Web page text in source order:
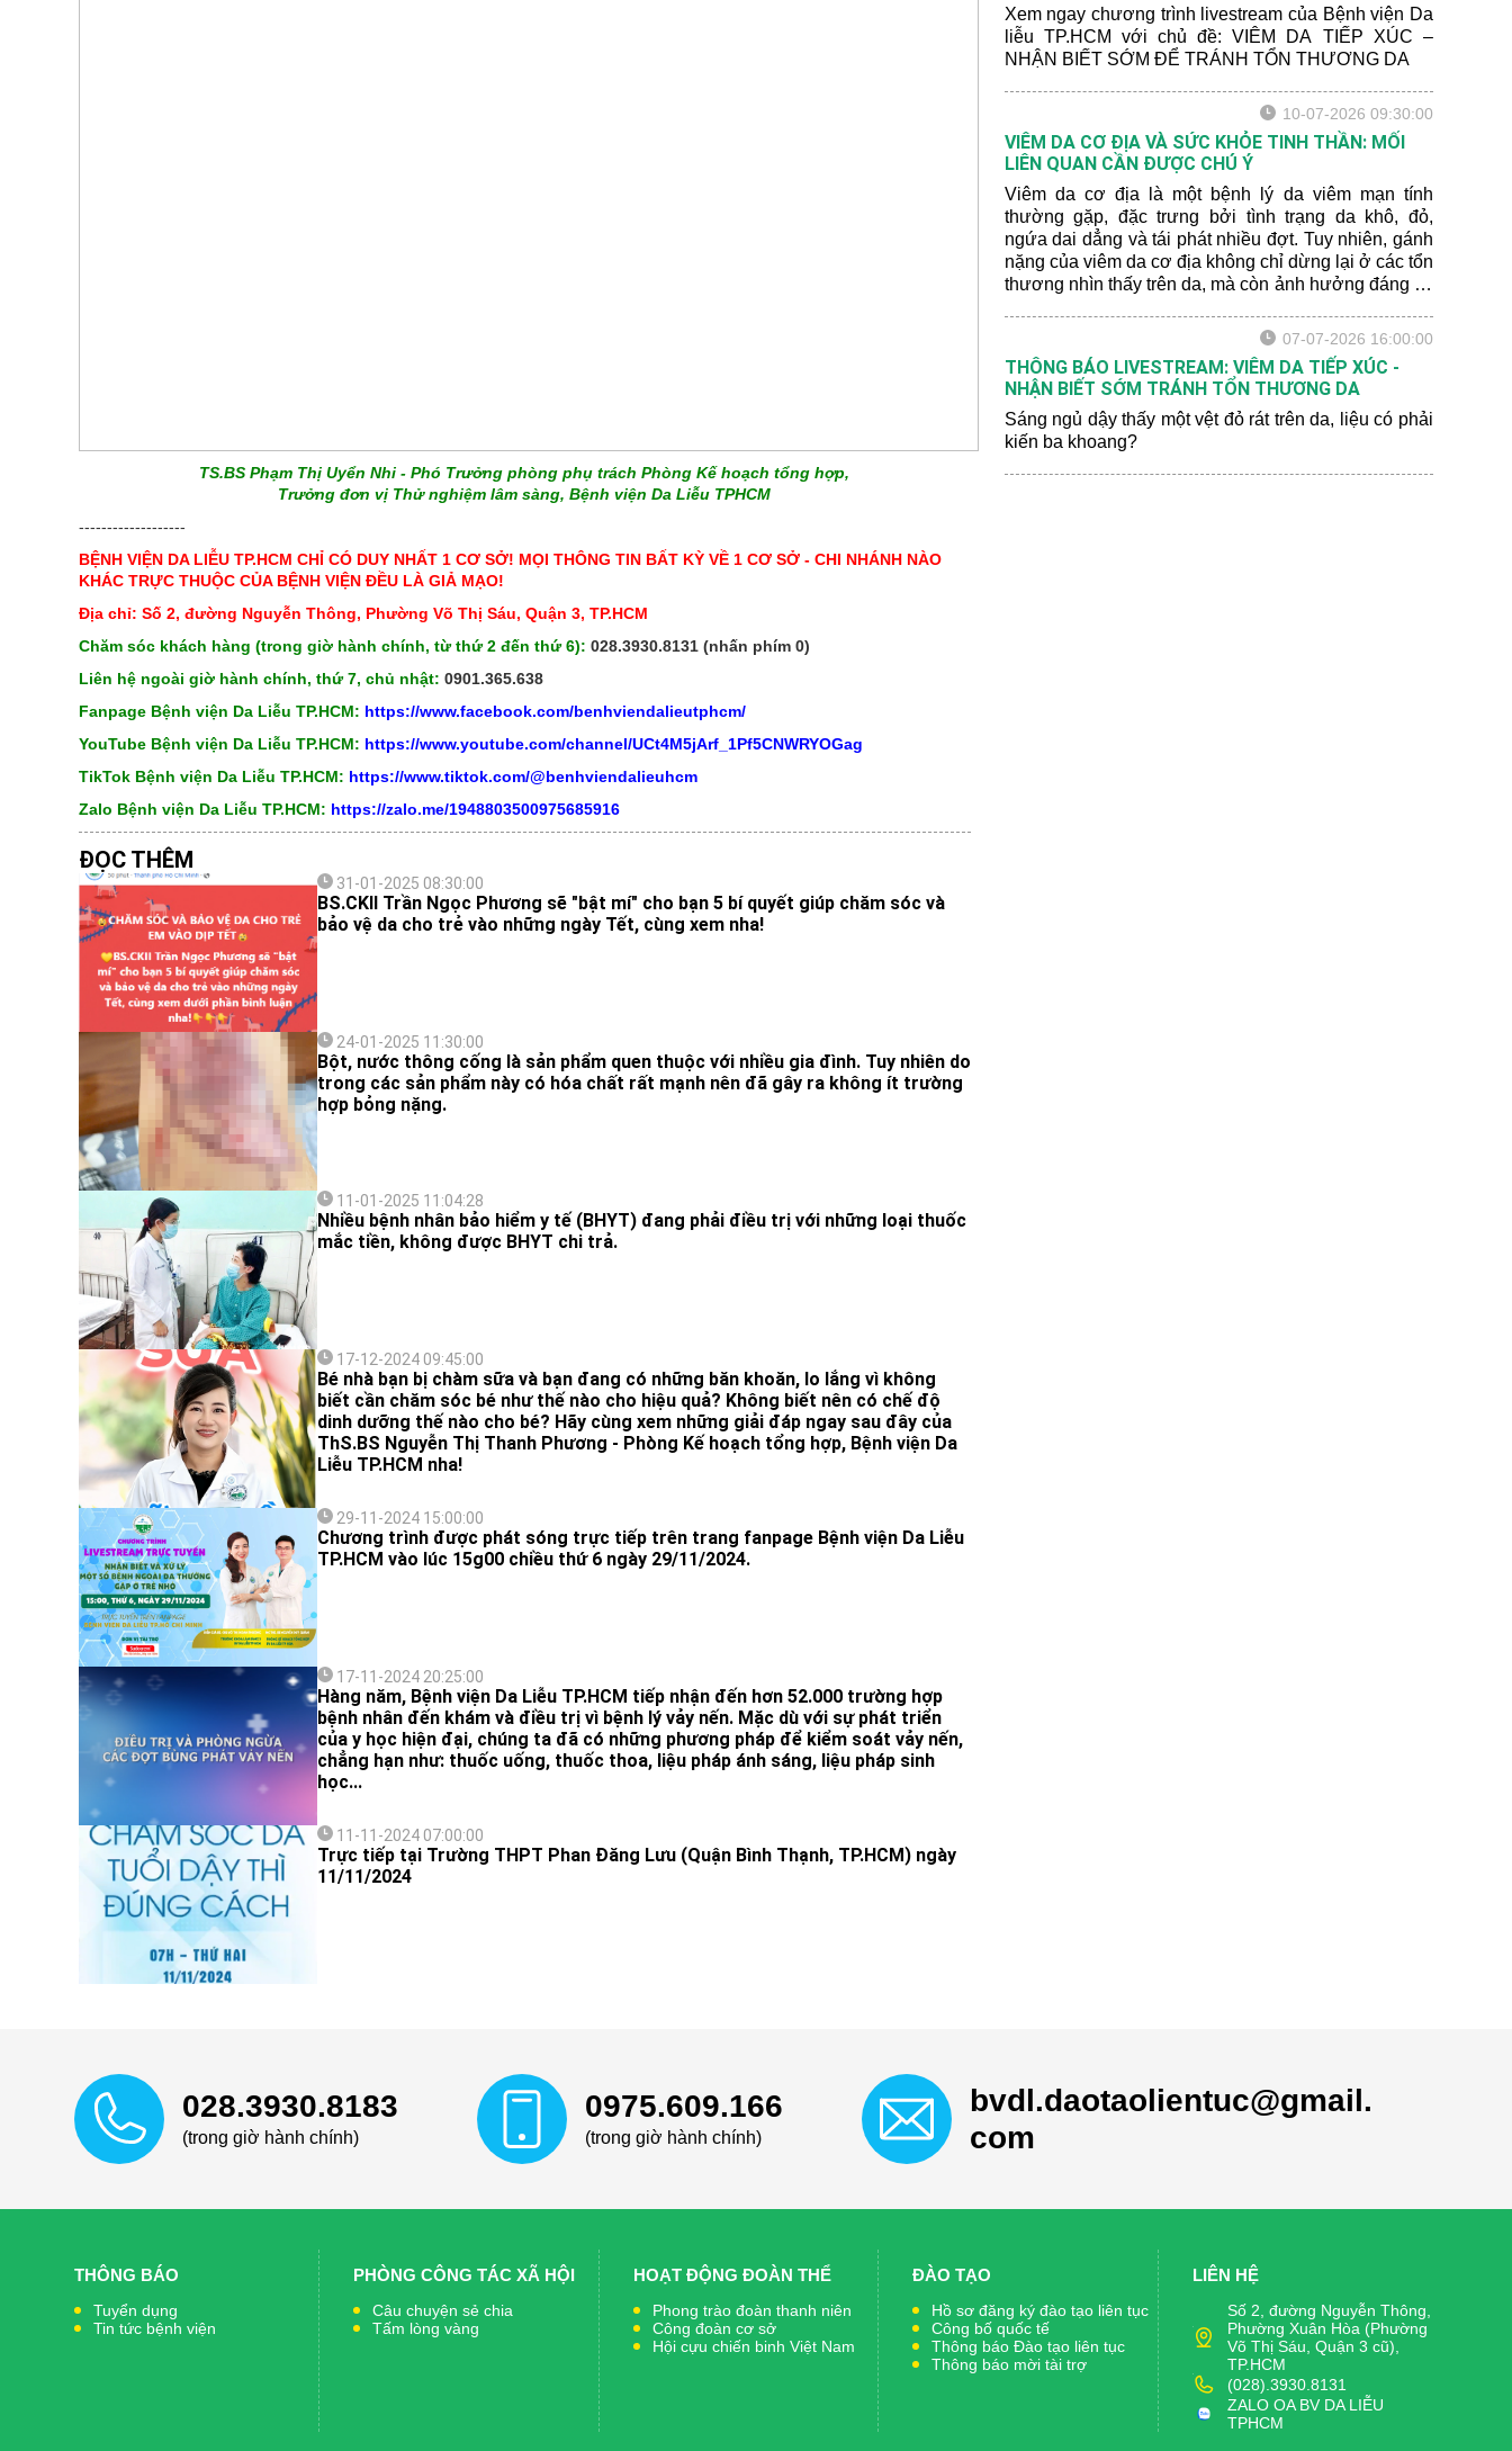
TS.BS Phạm Thị Uyển Nhi - Phó Trưởng phòng phụ trách Phòng Kế hoạch tổng hợp,
Trưởng đơn vị Thử nghiệm lâm sàng, Bệnh viện Da Liễu TPHCM
-------------------
BỆNH VIỆN DA LIỄU TP.HCM CHỈ CÓ DUY NHẤT 1 CƠ SỞ! MỌI THÔNG TIN BẤT KỲ VỀ 1 CƠ SỞ - CHI NHÁNH NÀO
KHÁC TRỰC THUỘC CỦA BỆNH VIỆN ĐỀU LÀ GIẢ MẠO!
Địa chỉ: Số 2, đường Nguyễn Thông, Phường Võ Thị Sáu, Quận 3, TP.HCM
Chăm sóc khách hàng (trong giờ hành chính, từ thứ 2 đến thứ 6): 028.3930.8131 (nhấn phím 0)
Liên hệ ngoài giờ hành chính, thứ 7, chủ nhật: 0901.365.638
Fanpage Bệnh viện Da Liễu TP.HCM: https://www.facebook.com/benhviendalieutphcm/
YouTube Bệnh viện Da Liễu TP.HCM: https://www.youtube.com/channel/UCt4M5jArf_1Pf5CNWRYOGag
TikTok Bệnh viện Da Liễu TP.HCM: https://www.tiktok.com/@benhviendalieuhcm
Zalo Bệnh viện Da Liễu TP.HCM: https://zalo.me/1948803500975685916
ĐỌC THÊM
31-01-2025 08:30:00
BS.CKII Trần Ngọc Phương sẽ "bật mí" cho bạn 5 bí quyết giúp chăm sóc và
bảo vệ da cho trẻ vào những ngày Tết, cùng xem nha!
24-01-2025 11:30:00
Bột, nước thông cống là sản phẩm quen thuộc với nhiều gia đình. Tuy nhiên do
trong các sản phẩm này có hóa chất rất mạnh nên đã gây ra không ít trường
hợp bỏng nặng.
11-01-2025 11:04:28
Nhiều bệnh nhân bảo hiểm y tế (BHYT) đang phải điều trị với những loại thuốc
mắc tiền, không được BHYT chi trả.
17-12-2024 09:45:00
Bé nhà bạn bị chàm sữa và bạn đang có những băn khoăn, lo lắng vì không
biết cần chăm sóc bé như thế nào cho hiệu quả? Không biết nên có chế độ
dinh dưỡng thế nào cho bé? Hãy cùng xem những giải đáp ngay sau đây của
ThS.BS Nguyễn Thị Thanh Phương - Phòng Kế hoạch tổng hợp, Bệnh viện Da
Liễu TP.HCM nha!
29-11-2024 15:00:00
Chương trình được phát sóng trực tiếp trên trang fanpage Bệnh viện Da Liễu
TP.HCM vào lúc 15g00 chiều thứ 6 ngày 29/11/2024.
17-11-2024 20:25:00
Hàng năm, Bệnh viện Da Liễu TP.HCM tiếp nhận đến hơn 52.000 trường hợp
bệnh nhân đến khám và điều trị vì bệnh lý vảy nến. Mặc dù với sự phát triển
của y học hiện đại, chúng ta đã có những phương pháp để kiểm soát vảy nến,
chẳng hạn như: thuốc uống, thuốc thoa, liệu pháp ánh sáng, liệu pháp sinh
học...
11-11-2024 07:00:00
Trực tiếp tại Trường THPT Phan Đăng Lưu (Quận Bình Thạnh, TP.HCM) ngày
11/11/2024
Xem ngay chương trình livestream của Bệnh viện Da
liễu TP.HCM với chủ đề: VIÊM DA TIẾP XÚC –
NHẬN BIẾT SỚM ĐỂ TRÁNH TỔN THƯƠNG DA
10-07-2026 09:30:00
VIÊM DA CƠ ĐỊA VÀ SỨC KHỎE TINH THẦN: MỐI
LIÊN QUAN CẦN ĐƯỢC CHÚ Ý
Viêm da cơ địa là một bệnh lý da viêm mạn tính
thường gặp, đặc trưng bởi tình trạng da khô, đỏ,
ngứa dai dẳng và tái phát nhiều đợt. Tuy nhiên, gánh
nặng của viêm da cơ địa không chỉ dừng lại ở các tổn
thương nhìn thấy trên da, mà còn ảnh hưởng đáng kể
lượng cuộc sống của người bệnh. 07-07-2026 16:00:00
THÔNG BÁO LIVESTREAM: VIÊM DA TIẾP XÚC -
NHẬN BIẾT SỚM TRÁNH TỔN THƯƠNG DA
Sáng ngủ dậy thấy một vệt đỏ rát trên da, liệu có phải
kiến ba khoang?
028.3930.8183
(trong giờ hành chính)
0975.609.166
(trong giờ hành chính)
bvdl.daotaolientuc@gmail.
com
THÔNG BÁO
Tuyển dụng
Tin tức bệnh viện
PHÒNG CÔNG TÁC XÃ HỘI
Câu chuyện sẻ chia
Tấm lòng vàng
HOẠT ĐỘNG ĐOÀN THỂ
Phong trào đoàn thanh niên
Công đoàn cơ sở
Hội cựu chiến binh Việt Nam
ĐÀO TẠO
Hồ sơ đăng ký đào tạo liên tục
Công bố quốc tế
Thông báo Đào tạo liên tục
Thông báo mời tài trợ
LIÊN HỆ
Số 2, đường Nguyễn Thông,
Phường Xuân Hòa (Phường
Võ Thị Sáu, Quận 3 cũ),
TP.HCM
(028).3930.8131
ZALO OA BV DA LIỄU
TPHCM